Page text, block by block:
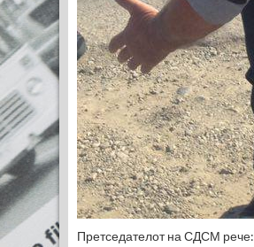
Претседателот на СДСМ рече: